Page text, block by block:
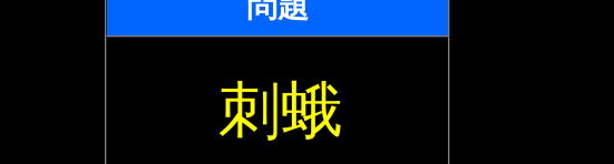
刺蛾